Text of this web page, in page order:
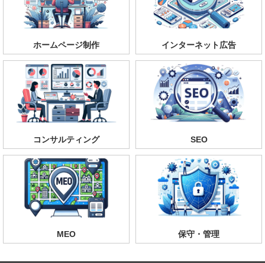
ホームページ制作 インターネット広告
コンサルティング SEO
MEO 保守・管理